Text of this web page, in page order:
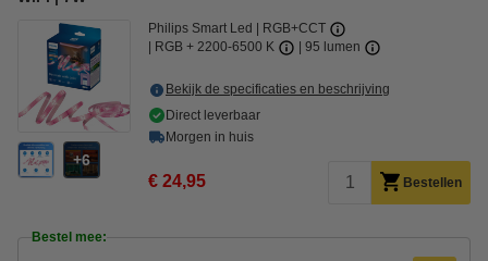
6
Philips Smart Led
RGB+CCT
RGB + 2200-6500 K
95 lumen
Bekijk de specificaties en beschrijving
Direct leverbaar
Morgen in huis
€ 24,95 Bestellen
Bestel mee: